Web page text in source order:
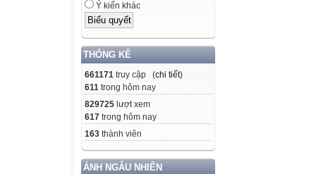
Ý kiến khác
THỐNG KÊ
661171 truy cập (chi tiết)
611 trong hôm nay
829725 lượt xem
617 trong hôm nay
163 thành viên
ẢNH NGẪU NHIÊN